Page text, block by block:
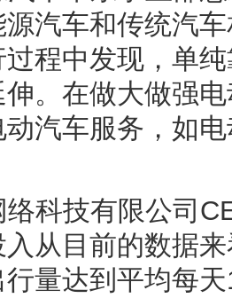
汽车和传统汽
程中发现，单
。在做大做强
汽车服务，如
科技有限公司
从目前的数据
量达到平均每